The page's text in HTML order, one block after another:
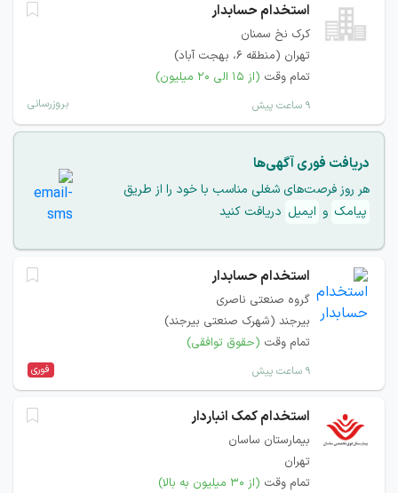
استخدام حسابدار
کرک نخ سمنان
تهران (منطقه ۶، بهجت آباد)
تمام وقت (از ۱۵ الی ۲۰ میلیون)
۹ ساعت پیش بروزرسانی
دریافت فوری آگهی‌ها
هر روز فرصت‌های شغلی مناسب با خود را از طریق
پیامک و ایمیل دریافت کنید
استخدام حسابدار
گروه صنعتی ناصری
بیرجند (شهرک صنعتی بیرجند)
تمام وقت (حقوق توافقی)
۹ ساعت پیش فوری
استخدام كمک انباردار
بیمارستان ساسان
تهران
تمام وقت (از ۳۰ میلیون به بالا)